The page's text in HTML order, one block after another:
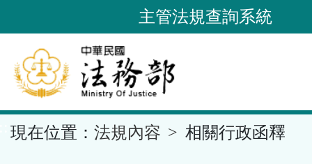
到
要
內
容
區
主管法規查詢系統
現在位置： 法規內容 相關行政函釋